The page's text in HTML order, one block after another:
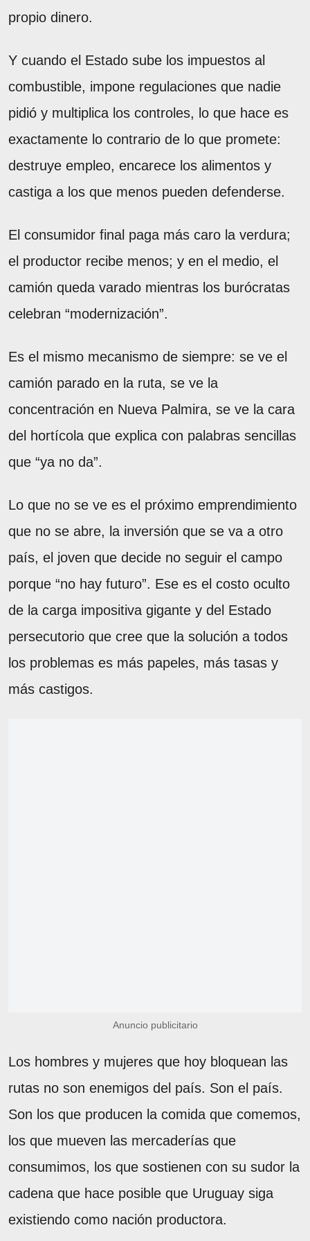
propio dinero.
Y cuando el Estado sube los impuestos al
combustible, impone regulaciones que nadie
pidió y multiplica los controles, lo que hace es
exactamente lo contrario de lo que promete:
destruye empleo, encarece los alimentos y
castiga a los que menos pueden defenderse.
El consumidor final paga más caro la verdura;
el productor recibe menos; y en el medio, el
camión queda varado mientras los burócratas
celebran “modernización”.
Es el mismo mecanismo de siempre: se ve el
camión parado en la ruta, se ve la
concentración en Nueva Palmira, se ve la cara
del hortícola que explica con palabras sencillas
que “ya no da”.
Lo que no se ve es el próximo emprendimiento
que no se abre, la inversión que se va a otro
país, el joven que decide no seguir el campo
porque “no hay futuro”. Ese es el costo oculto
de la carga impositiva gigante y del Estado
persecutorio que cree que la solución a todos
los problemas es más papeles, más tasas y
más castigos.
Anuncio publicitario
Los hombres y mujeres que hoy bloquean las
rutas no son enemigos del país. Son el país.
Son los que producen la comida que comemos,
los que mueven las mercaderías que
consumimos, los que sostienen con su sudor la
cadena que hace posible que Uruguay siga
existiendo como nación productora.